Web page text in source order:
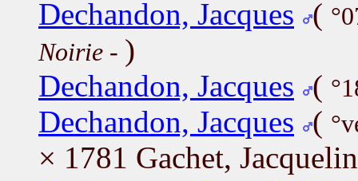
Dechandon, Jacques (
Noirie - )
Dechandon, Jacques (
Dechandon, Jacques (
× 1781 Gachet,